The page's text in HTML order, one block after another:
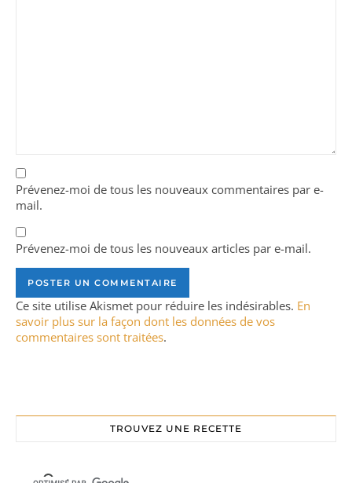
Prévenez-moi de tous les nouveaux commentaires par e-
mail.
Prévenez-moi de tous les nouveaux articles par e-mail.
Ce site utilise Akismet pour réduire les indésirables. En
savoir plus sur la façon dont les données de vos
commentaires sont traitées.
TROUVEZ UNE RECETTE